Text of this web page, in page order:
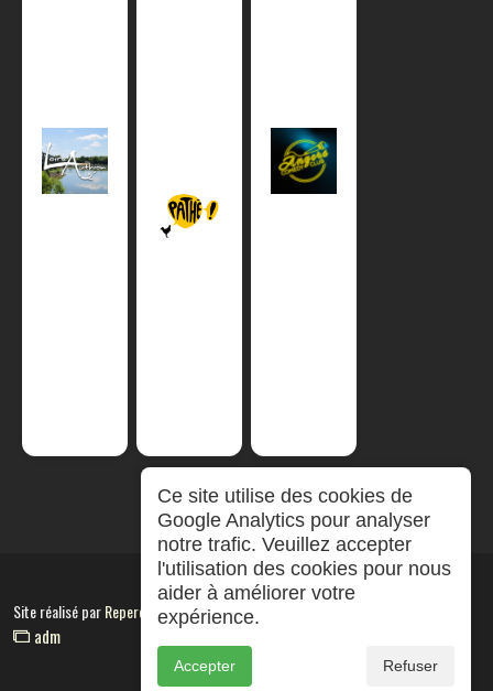
Site réalisé parRepereCom
adm
Ce site utilise des cookies de
Google Analytics pour analyser
notre trafic. Veuillez accepter
l'utilisation des cookies pour nous
aider à améliorer votre
expérience.
Accepter Refuser